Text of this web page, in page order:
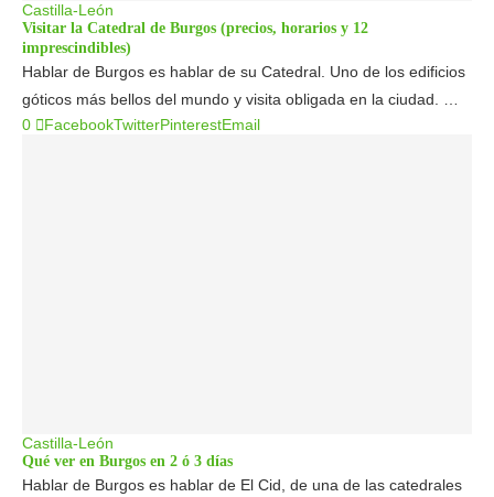
Castilla-León
Visitar la Catedral de Burgos (precios, horarios y 12
imprescindibles)
Hablar de Burgos es hablar de su Catedral. Uno de los edificios
góticos más bellos del mundo y visita obligada en la ciudad. …
0
FacebookTwitterPinterestEmail
Castilla-León
Qué ver en Burgos en 2 ó 3 días
Hablar de Burgos es hablar de El Cid, de una de las catedrales